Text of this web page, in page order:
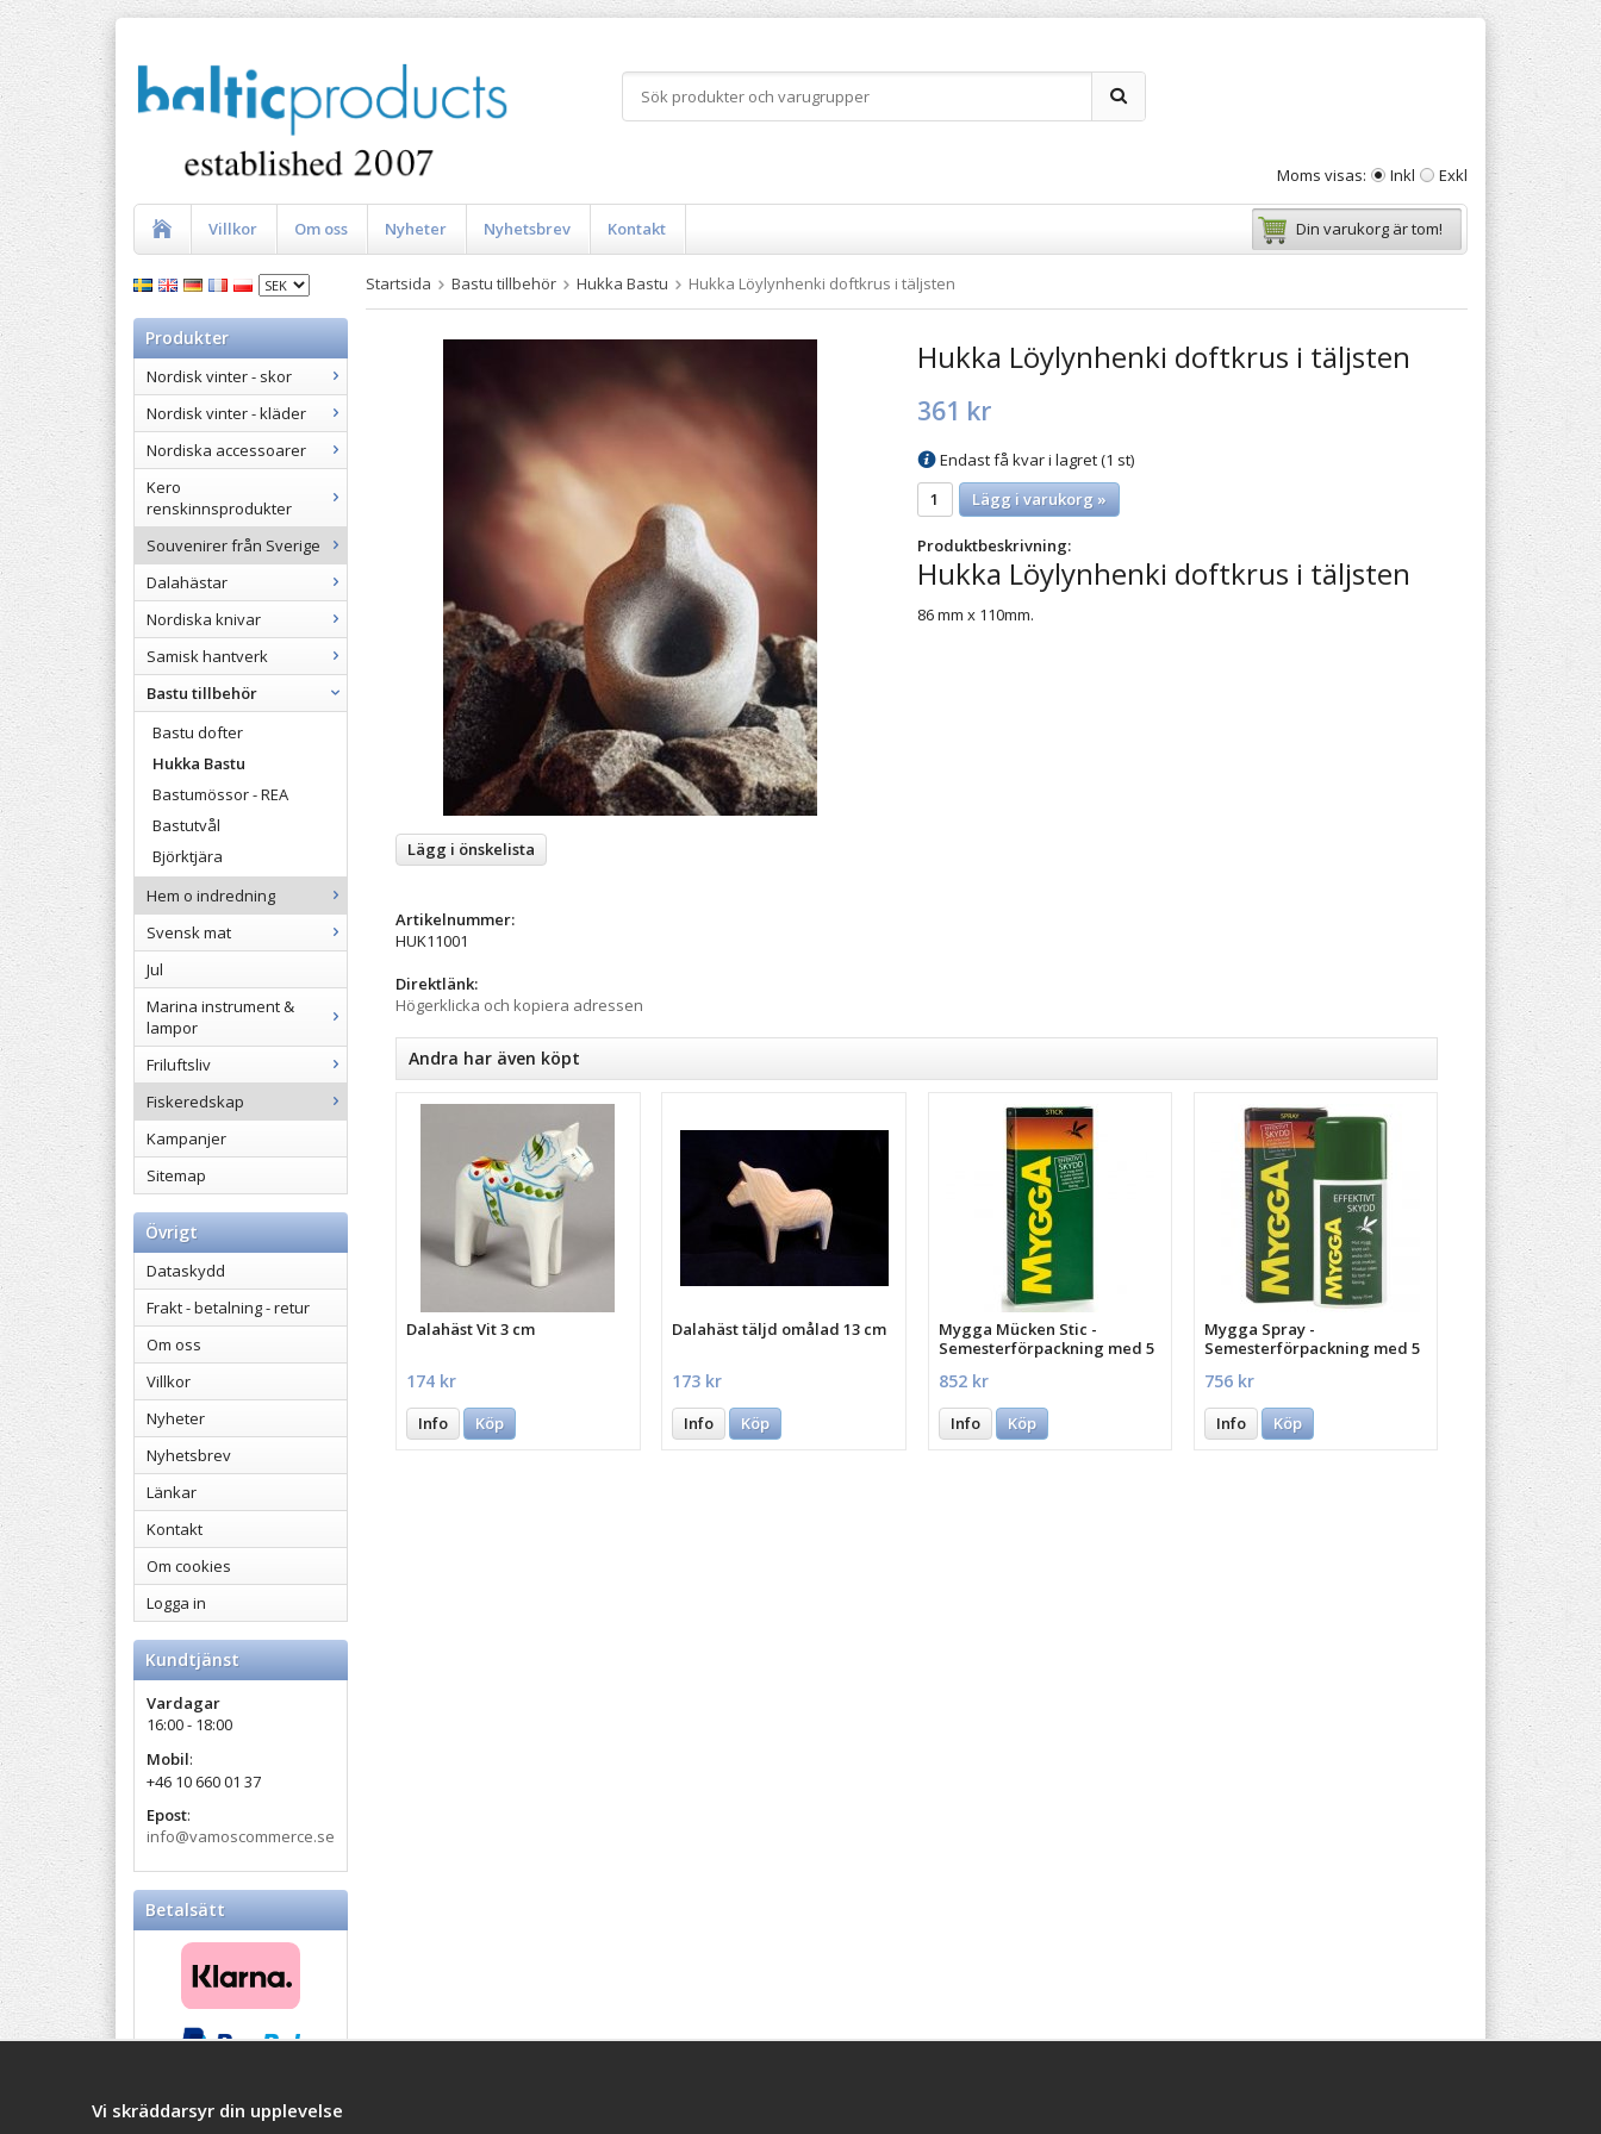
Moms visas: Inkl Exkl
Villkor Om oss Nyheter Nyhetsbrev Kontakt Din varukorg är tom!
Produkter
Nordisk vinter - skor
Nordisk vinter - kläder
Nordiska accessoarer
Kero
renskinnsprodukter
Souvenirer från Sverige
Dalahästar
Nordiska knivar
Samisk hantverk
Bastu tillbehör
Bastu dofter
Hukka Bastu
Bastumössor - REA
Bastutvål
Björktjära
Hem o indredning
Svensk mat
Jul
Marina instrument &
lampor
Friluftsliv
Fiskeredskap
Kampanjer
Sitemap
Övrigt
Dataskydd
Frakt - betalning - retur
Om oss
Villkor
Nyheter
Nyhetsbrev
Länkar
Kontakt
Om cookies
Logga in
Kundtjänst
Vardagar
16:00 - 18:00
Mobil:
+46 10 660 01 37
Epost:
info@vamoscommerce.se
Betalsätt
Startsida Bastu tillbehör Hukka Bastu Hukka Löylynhenki doftkrus i täljsten
Hukka Löylynhenki doftkrus i täljsten
361 kr
Endast få kvar i lagret (1 st)
Lägg i varukorg »
Produktbeskrivning:
Hukka Löylynhenki doftkrus i täljsten
86 mm x 110mm.
Lägg i önskelista
Artikelnummer:
HUK11001
Direktlänk:
Högerklicka och kopiera adressen
Andra har även köpt
Dalahäst Vit 3 cm
174 kr
Info Köp
Dalahäst täljd omålad 13 cm
173 kr
Info Köp
Mygga Mücken Stic -
Semesterförpackning med 5
852 kr
Info Köp
Mygga Spray -
Semesterförpackning med 5
756 kr
Info Köp
Balticproducts.eu- Your
Vi skräddarsyr din upplevelse